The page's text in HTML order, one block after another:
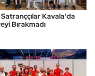
Satranççılar Kavala'da
Bırakmadı